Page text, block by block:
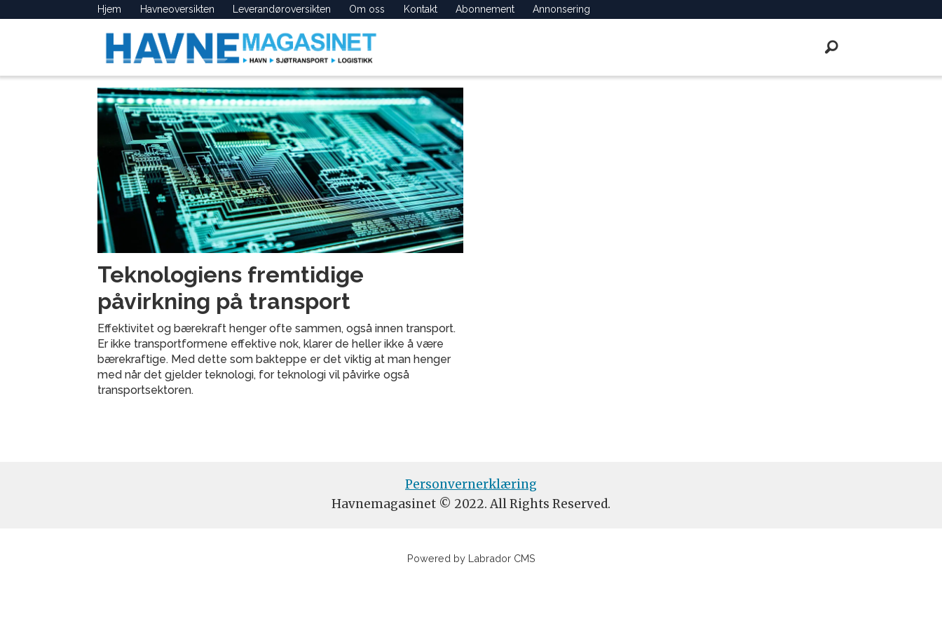
Hjem Havneoversikten Leverandøroversikten Om oss Kontakt Abonnement Annonsering
transportteknologi
Teknologiens fremtidige
påvirkning på transport
Effektivitet og bærekraft henger ofte sammen, også innen transport.
Er ikke transportformene effektive nok, klarer de heller ikke å være
bærekraftige. Med dette som bakteppe er det viktig at man henger
med når det gjelder teknologi, for teknologi vil påvirke også
transportsektoren.
Personvernerklæring
Havnemagasinet © 2022. All Rights Reserved.
Powered by Labrador CMS